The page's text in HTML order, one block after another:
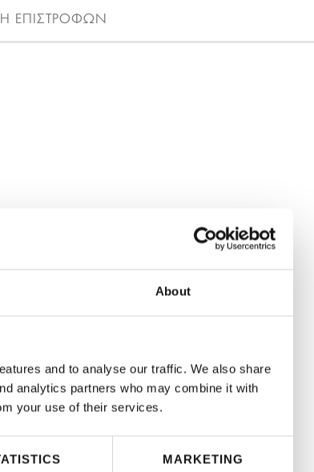
About
and to analyse our traffic. We also share
analytics partners who may combine it with
your use of their services.
MARKETING
ΕΠΙΣΤΡΟΦΩΝ